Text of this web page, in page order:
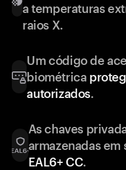
a temperaturas
raios X.
Um código de
biométrica
autorizados.
As chaves
armazenadas em
EAL6+ CC.